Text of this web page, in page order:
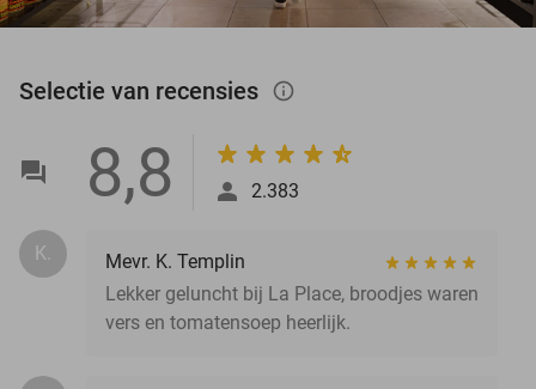
Selectie van recensies info_outlined
8,8 2.383
K.
Mevr. K. Templin
Lekker geluncht bij La Place, broodjes waren
vers en tomatensoep heerlijk.